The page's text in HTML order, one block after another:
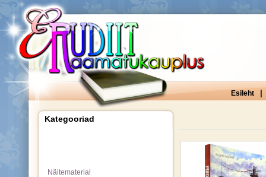
Esileht
Kategooriad
Näitematerial